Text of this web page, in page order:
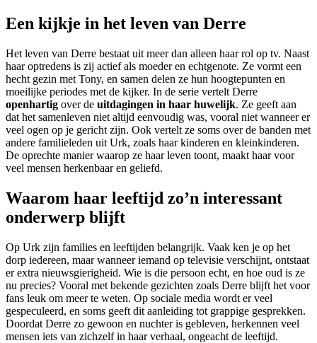
Een kijkje in het leven van Derre
Het leven van Derre bestaat uit meer dan alleen haar rol op tv. Naast
haar optredens is zij actief als moeder en echtgenote. Ze vormt een
hecht gezin met Tony, en samen delen ze hun hoogtepunten en
moeilijke periodes met de kijker. In de serie vertelt Derre
openhartig over de uitdagingen in haar huwelijk. Ze geeft aan
dat het samenleven niet altijd eenvoudig was, vooral niet wanneer er
veel ogen op je gericht zijn. Ook vertelt ze soms over de banden met
andere familieleden uit Urk, zoals haar kinderen en kleinkinderen.
De oprechte manier waarop ze haar leven toont, maakt haar voor
veel mensen herkenbaar en geliefd.
Waarom haar leeftijd zo’n interessant
onderwerp blijft
Op Urk zijn families en leeftijden belangrijk. Vaak ken je op het
dorp iedereen, maar wanneer iemand op televisie verschijnt, ontstaat
er extra nieuwsgierigheid. Wie is die persoon echt, en hoe oud is ze
nu precies? Vooral met bekende gezichten zoals Derre blijft het voor
fans leuk om meer te weten. Op sociale media wordt er veel
gespeculeerd, en soms geeft dit aanleiding tot grappige gesprekken.
Doordat Derre zo gewoon en nuchter is gebleven, herkennen veel
mensen iets van zichzelf in haar verhaal, ongeacht de leeftijd.